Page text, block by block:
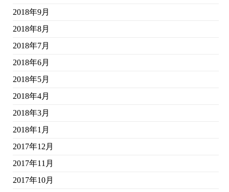
2018年9月
2018年8月
2018年7月
2018年6月
2018年5月
2018年4月
2018年3月
2018年1月
2017年12月
2017年11月
2017年10月